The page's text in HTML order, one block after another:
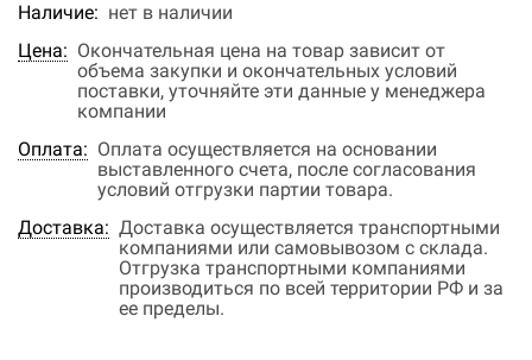
Наличие: нет в наличии
Цена: Окончательная цена на товар зависит от
объема закупки и окончательных условий
поставки, уточняйте эти данные у менеджера
компании
Оплата: Оплата осуществляется на основании
выставленного счета, после согласования
условий отгрузки партии товара.
Доставка: Доставка осуществляется транспортными
компаниями или самовывозом с склада.
Отгрузка транспортными компаниями
производиться по всей территории РФ и за
ее пределы.